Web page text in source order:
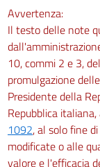
Avvertenza:
Il testo delle note
10, commi 2 e 3,
promulgazione
Presidente della
Repubblica
1092, al solo fine
modificate o alle
valore e l'efficacia